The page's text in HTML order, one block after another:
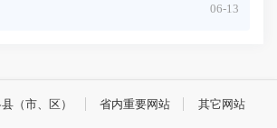
06-13
（市、区） 省内重要网站 其它网站